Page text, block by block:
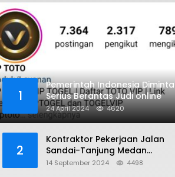
1
Pemerintah Indonesia Diminta
Serius Berantas Judi online
24 April 2024 4620
2
Kontraktor Pekerjaan Jalan
Sandai-Tanjung Medan
diduga Menggunakan Matrial
14 September 2024 4498